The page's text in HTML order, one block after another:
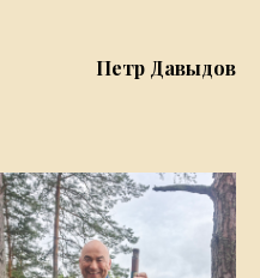
Петр Давыдов